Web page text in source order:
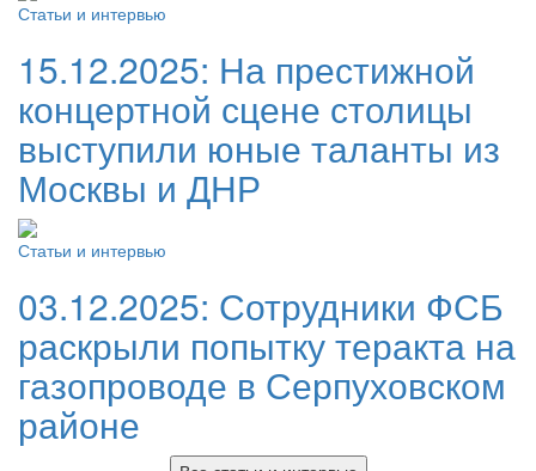
Статьи и интервью
15.12.2025: На престижной
концертной сцене столицы
выступили юные таланты из
Москвы и ДНР
Статьи и интервью
03.12.2025: Сотрудники ФСБ
раскрыли попытку теракта на
газопроводе в Серпуховском
районе